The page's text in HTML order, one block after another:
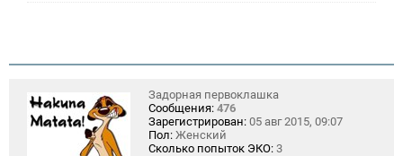
Задорная первоклашка
Сообщения: 476
Зарегистрирован: 05 авг 2015, 09:07
Пол: Женский
Сколько попыток ЭКО: 3